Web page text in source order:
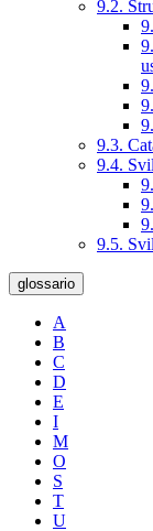
9.2.
9.3.
9.4.
9.5.
glossario
A
B
C
D
E
I
M
O
S
T
U